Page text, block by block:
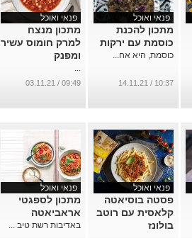
פנאי ואוכל
מתכון להכנת
כוסמת עם ירקות
כוסמת, היא אח...
10:37 / 14.11.21
פנאי ואוכל
מתכון מנצח
למרק חומוס עשיר
ומפנק
...
09:49 / 03.11.21
פנאי ואוכל
פסטה בוסיאטה
קלאסית עם רוטב
בולונז
פנאי ואוכל
מתכון לספגטי
אראביאטה
באדיבות רשת טיב ...